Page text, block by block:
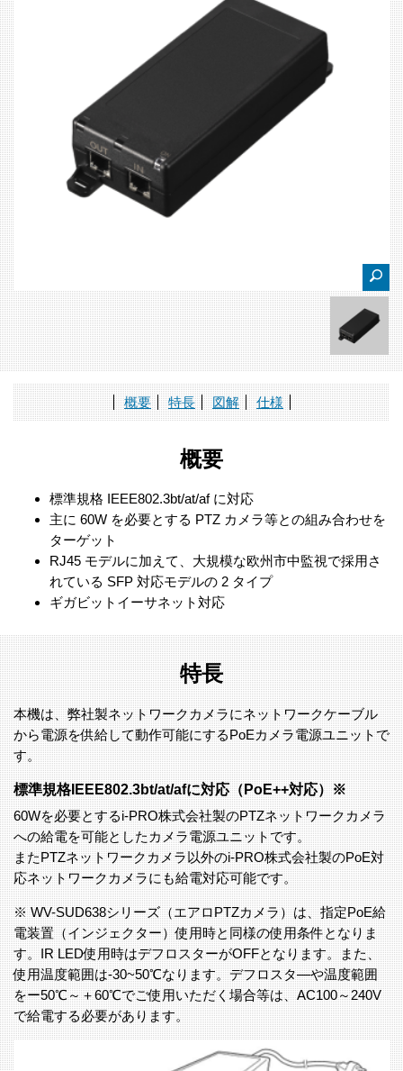
概要 特長 図解 仕様
概要
標準規格 IEEE802.3bt/at/af に対応
主に 60W を必要とする PTZ カメラ等との組み合わせを
ターゲット
RJ45 モデルに加えて、大規模な欧州市中監視で採用さ
れている SFP 対応モデルの 2 タイプ
ギガビットイーサネット対応
特長
本機は、弊社製ネットワークカメラにネットワークケーブル
から電源を供給して動作可能にするPoEカメラ電源ユニットで
す。
標準規格IEEE802.3bt/at/afに対応（PoE++対応）※
60Wを必要とするi-PRO株式会社製のPTZネットワークカメラ
への給電を可能としたカメラ電源ユニットです。
またPTZネットワークカメラ以外のi-PRO株式会社製のPoE対
応ネットワークカメラにも給電対応可能です。
※ WV-SUD638シリーズ（エアロPTZカメラ）は、指定PoE給
電装置（インジェクター）使用時と同様の使用条件となりま
す。IR LED使用時はデフロスターがOFFとなります。また、
使用温度範囲は-30~50℃なります。デフロスタ―や温度範囲
をー50℃～＋60℃でご使用いただく場合等は、AC100～240V
で給電する必要があります。